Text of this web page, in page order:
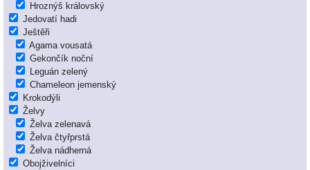
Hroznýš královský
Jedovatí hadi
Ještěři
Agama vousatá
Gekončík noční
Leguán zelený
Chameleon jemenský
Krokodýli
Želvy
Želva zelenavá
Želva čtyřprstá
Želva nádherná
Obojživelníci